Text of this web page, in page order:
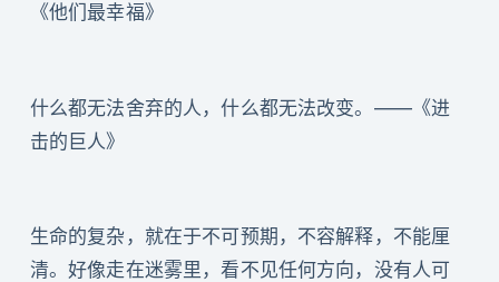
《他们最幸福》
什么都无法舍弃的人，什么都无法改变。——《进
击的巨人》
生命的复杂，就在于不可预期，不容解释，不能厘
清。好像走在迷雾里，看不见任何方向，没有人可